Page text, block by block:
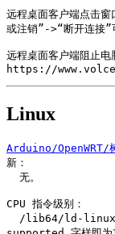
远程桌面客户端点击
或注销”->“断开连接”
远程桌面客户端阻止
https://
Linux
Arduino/OpenWRT/
新：
CPU 指令级别：